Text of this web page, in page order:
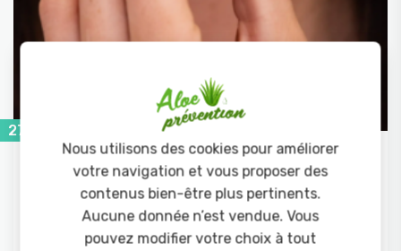
27 novembre 2025
Absorbent-D Forever – Vitamine D3 :
avis, bienfaits, dosage et guide
complet
La vitamine D est l’un des compléments les plus
Nous utilisons des cookies pour améliorer
votre navigation et vous proposer des
contenus bien-être plus pertinents.
Aucune donnée n’est vendue. Vous
pouvez modifier votre choix à tout